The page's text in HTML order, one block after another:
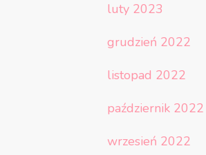
luty 2023
grudzień 2022
listopad 2022
październik 2022
wrzesień 2022